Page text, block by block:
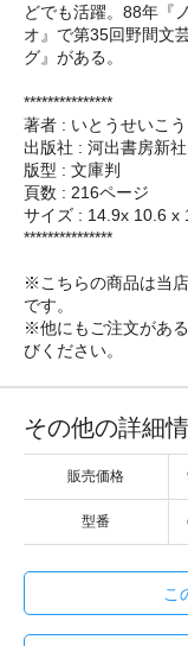
どでも活躍。88年『
オ』で第35回野間文
グ』がある。
***************
著者 : いとうせいこう
出版社 : 河出書房新
版型 : 文庫判
頁数 : 216ページ
サイズ : 14.9x 10.6 x
***************
※こちらの商品は当
です。
※他にもご注文があ
びください。
その他の詳細
販売価格
型番
こ